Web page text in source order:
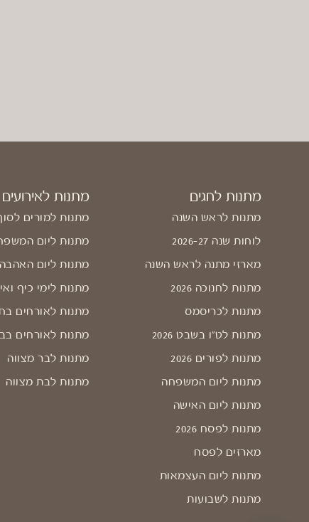
מתנות לחגים
מתנות לראש השנה
לוחות שנה 2026-27
מארזי מתנה לראש השנה
מתנות לחנוכה 2026
מתנות לכריסמס
מתנות לט"ו בשבט 2026
מתנות לפורים 2026
מתנות ליום המשפחה
מתנות ליום האישה
מתנות לפסח 2026
מארזים לפסח
מתנות ליום העצמאות
מתנות לשבועות
מתנות לאירועים
מתנות למורים
מתנות ליום
מתנות ליום האהבה
מתנות לימי כיף
מתנות לאורחים
מתנות לאורחים
מתנות לבר מצווה
מתנות לבת מצווה